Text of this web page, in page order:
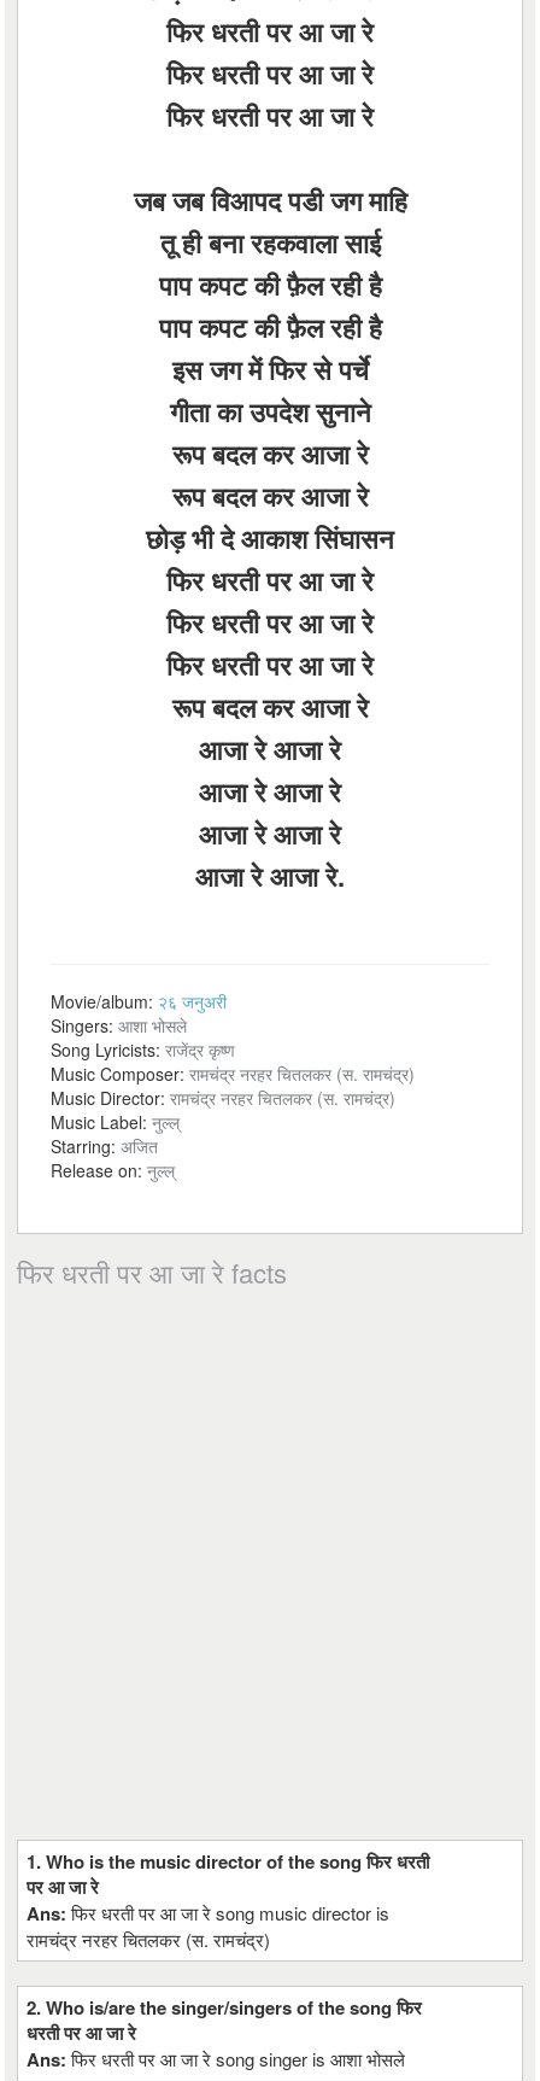
फिर धरती पर आ जा रे
फिर धरती पर आ जा रे
फिर धरती पर आ जा रे
जब जब विआपद पडी जग माहि
तू ही बना रहकवाला साई
पाप कपट की फ़ैल रही है
पाप कपट की फ़ैल रही है
इस जग में फिर से पर्चे
गीता का उपदेश सुनाने
रूप बदल कर आजा रे
रूप बदल कर आजा रे
छोड़ भी दे आकाश सिंघासन
फिर धरती पर आ जा रे
फिर धरती पर आ जा रे
फिर धरती पर आ जा रे
रूप बदल कर आजा रे
आजा रे आजा रे
आजा रे आजा रे
आजा रे आजा रे
आजा रे आजा रे.
Movie/album: २६ जनुअरी
Singers:आशा भोसले
Song Lyricists:राजेंद्र कृष्ण
Music Composer:रामचंद्र नरहर चितलकर (स. रामचंद्र)
Music Director:रामचंद्र नरहर चितलकर (स. रामचंद्र)
Music Label:नुल्ल्
Starring:अजित
Release on:नुल्ल्
फिर धरती पर आ जा रे facts
1. Who is the music director of the song फिर धरती
पर आ जा रे
Ans:फिर धरती पर आ जा रे song music director is
रामचंद्र नरहर चितलकर (स. रामचंद्र)
2. Who is/are the singer/singers of the song फिर
धरती पर आ जा रे
Ans:फिर धरती पर आ जा रे song singer is आशा भोसले